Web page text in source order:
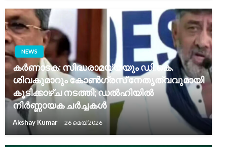
NEWS
കർണാടക: സിദ്ധരാമയ്യയും ഡി.കെ.
ശിവകുമാറും കോൺഗ്രസ് നേതൃത്വവുമായി
കൂടിക്കാഴ്ച നടത്തി; ഡൽഹിയിൽ
നിർണ്ണായക ചർച്ചകൾ
Akshay Kumar 26 മെയ്‌ 2026